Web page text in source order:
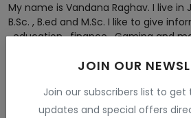
JOIN OUR
Join our subscribers list to get
updates and special offers
My name is Vandana Raghav. I live in
B.Sc. , B.ed and M.Sc. I like to give
, education , finance , Gaming and